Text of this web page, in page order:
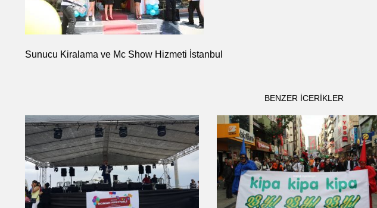
Sunucu Kiralama ve Mc Show Hizmeti İstanbul
BENZER ICERIKLER